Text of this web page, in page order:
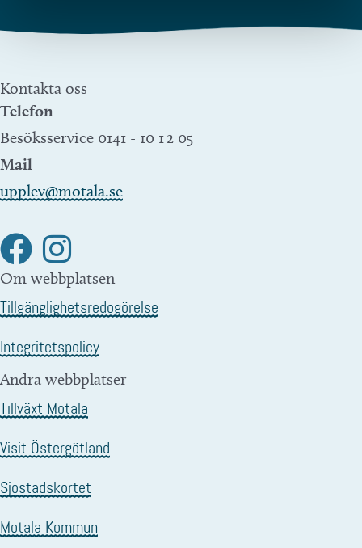
Kontakta oss
Telefon
Besöksservice 0141 - 10 1 2 05
Mail
upplev@motala.se
Om webbplatsen
Tillgänglighetsredogörelse
Integritetspolicy
Andra webbplatser
Tillväxt Motala
Visit Östergötland
Sjöstadskortet
Motala Kommun